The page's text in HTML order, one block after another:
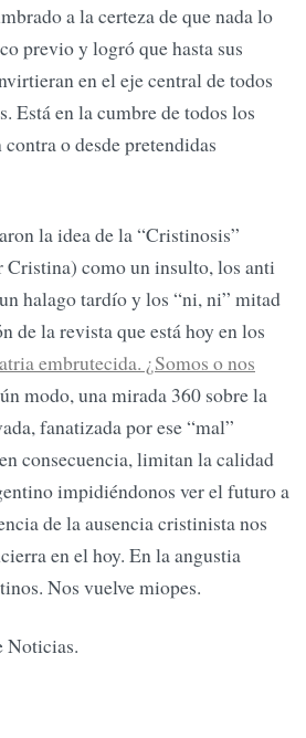
a la certeza de que nada lo
previo y logró que hasta sus
en el eje central de todos
Está en la cumbre de todos los
o desde pretendidas
la idea de la “Cristinosis”
Cristina) como un insulto, los anti
halago tardío y los “ni, ni” mitad
de la revista que está hoy en los
embrutecida. ¿Somos o nos
modo, una mirada 360 sobre la
fanatizada por ese “mal”
consecuencia, limitan la calidad
impidiéndonos ver el futuro a
de la ausencia cristinista nos
en el hoy. En la angustia
Nos vuelve miopes.
Noticias.